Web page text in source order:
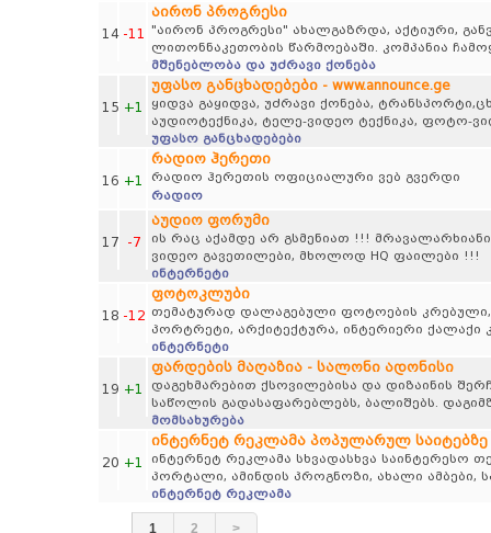
14 -11
აირონ პროგრესი
"აირონ პროგრესი" ახალგაზრდა, აქტიური,
ლითონნაკეთობის წარმოებაში. კომპანია
მშენებლობა და უძრავი ქონება
15 +1
უფასო განცხადებები - www.announce.ge
ყიდვა გაყიდვა, უძრავი ქონება,
აუდიოტექნიკა, ტელე-ვიდეო ტექნიკა, ფოტო-
უფასო განცხადებები
16 +1
რადიო ჰერეთი
რადიო ჰერეთის ოფიციალური ვებ გვერდი
რადიო
17 -7
აუდიო ფორუმი
ის რაც აქამდე არ გსმენიათ !!! მრავალარხიანი
ვიდეო გავეთილები, მხოლოდ HQ ფაილები !!!
ინტერნეტი
18 -12
ფოტოკლუბი
თემატურად დალაგებული ფოტოების კრებული,
პორტრეტი, არქიტექტურა, ინტერიერი ქალაქი
ინტერნეტი
19 +1
ფარდების მაღაზია - სალონი ადონისი
დაგეხმარებით ქსოვილებისა და დიზაინის
საწოლის გადასაფარებლებს, ბალიშებს.
მომსახურება
20 +1
ინტერნეტ რეკლამა პოპულარულ საიტებზე
ინტერნეტ რეკლამა სხვადასხვა საინტერესო
პორტალი, ამინდის პროგნოზი, ახალი ამბები,
ინტერნეტ რეკლამა
1 2 >